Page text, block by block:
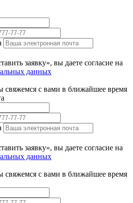
заявку», вы даете согласие на
данных
свяжемся с вами в ближайшее время
заявку», вы даете согласие на
данных
свяжемся с вами в ближайшее время